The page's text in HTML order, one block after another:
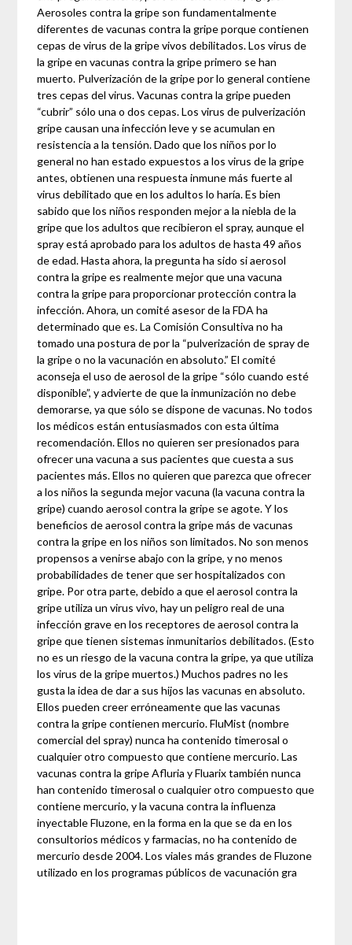
Aerosoles contra la gripe son fundamentalmente
diferentes de vacunas contra la gripe porque contienen
cepas de virus de la gripe vivos debilitados. Los virus de
la gripe en vacunas contra la gripe primero se han
muerto. Pulverización de la gripe por lo general contiene
tres cepas del virus. Vacunas contra la gripe pueden
“cubrir” sólo una o dos cepas. Los virus de pulverización
gripe causan una infección leve y se acumulan en
resistencia a la tensión. Dado que los niños por lo
general no han estado expuestos a los virus de la gripe
antes, obtienen una respuesta inmune más fuerte al
virus debilitado que en los adultos lo haría. Es bien
sabido que los niños responden mejor a la niebla de la
gripe que los adultos que recibieron el spray, aunque el
spray está aprobado para los adultos de hasta 49 años
de edad. Hasta ahora, la pregunta ha sido si aerosol
contra la gripe es realmente mejor que una vacuna
contra la gripe para proporcionar protección contra la
infección. Ahora, un comité asesor de la FDA ha
determinado que es. La Comisión Consultiva no ha
tomado una postura de por la “pulverización de spray de
la gripe o no la vacunación en absoluto.” El comité
aconseja el uso de aerosol de la gripe “sólo cuando esté
disponible”, y advierte de que la inmunización no debe
demorarse, ya que sólo se dispone de vacunas. No todos
los médicos están entusiasmados con esta última
recomendación. Ellos no quieren ser presionados para
ofrecer una vacuna a sus pacientes que cuesta a sus
pacientes más. Ellos no quieren que parezca que ofrecer
a los niños la segunda mejor vacuna (la vacuna contra la
gripe) cuando aerosol contra la gripe se agote. Y los
beneficios de aerosol contra la gripe más de vacunas
contra la gripe en los niños son limitados. No son menos
propensos a venirse abajo con la gripe, y no menos
probabilidades de tener que ser hospitalizados con
gripe. Por otra parte, debido a que el aerosol contra la
gripe utiliza un virus vivo, hay un peligro real de una
infección grave en los receptores de aerosol contra la
gripe que tienen sistemas inmunitarios debilitados. (Esto
no es un riesgo de la vacuna contra la gripe, ya que utiliza
los virus de la gripe muertos.) Muchos padres no les
gusta la idea de dar a sus hijos las vacunas en absoluto.
Ellos pueden creer erróneamente que las vacunas
contra la gripe contienen mercurio. FluMist (nombre
comercial del spray) nunca ha contenido timerosal o
cualquier otro compuesto que contiene mercurio. Las
vacunas contra la gripe Afluria y Fluarix también nunca
han contenido timerosal o cualquier otro compuesto que
contiene mercurio, y la vacuna contra la influenza
inyectable Fluzone, en la forma en la que se da en los
consultorios médicos y farmacias, no ha contenido de
mercurio desde 2004. Los viales más grandes de Fluzone
utilizado en los programas públicos de vacunación gra